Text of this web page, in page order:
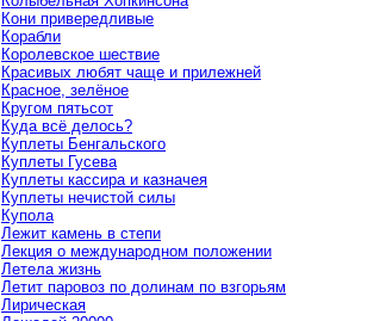
Кони привередливые
Корабли
Королевское шествие
Красивых любят чаще и прилежней
Красное, зелёное
Кругом пятьсот
Куда всё делось?
Куплеты Бенгальского
Куплеты Гусева
Куплеты кассира и казначея
Куплеты нечистой силы
Купола
Лежит камень в степи
Лекция о международном положении
Летела жизнь
Летит паровоз по долинам по взгорьям
Лирическая